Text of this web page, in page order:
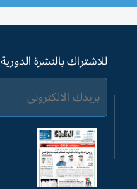
للاشتراك بالنشرة الدورية